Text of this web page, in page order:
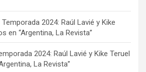
Temporada 2024: Raúl Lavié y Kike
en “Argentina, La Revista”
2024: Raúl Lavié y Kike Teruel
La Revista”